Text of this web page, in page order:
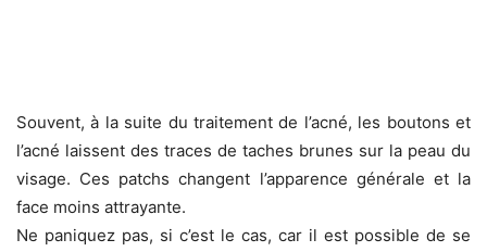
Souvent, à la suite du traitement de l’acné, les boutons et
l’acné laissent des traces de taches brunes sur la peau du
visage. Ces patchs changent l’apparence générale et la
face moins attrayante.
Ne paniquez pas, si c’est le cas, car il est possible de se